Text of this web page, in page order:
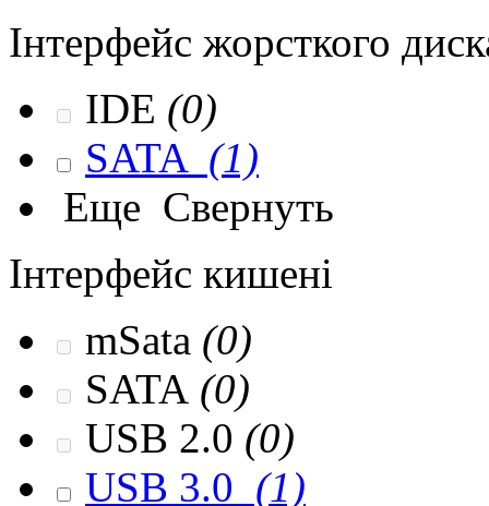
Інтерфейс жорсткого
IDE (0)
SATA (1)
Еще Свернуть
Інтерфейс кишені
mSata (0)
SATA (0)
USB 2.0 (0)
USB 3.0 (1)